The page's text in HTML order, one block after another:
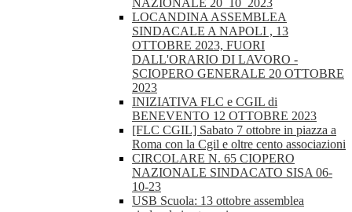
NAZIONALE 20_10_2023
LOCANDINA ASSEMBLEA
SINDACALE A NAPOLI , 13
OTTOBRE 2023, FUORI
DALL'ORARIO DI LAVORO -
SCIOPERO GENERALE 20 OTTOBRE
2023
INIZIATIVA FLC e CGIL di
BENEVENTO 12 OTTOBRE 2023
[FLC CGIL] Sabato 7 ottobre in piazza a
Roma con la Cgil e oltre cento associazioni
CIRCOLARE N. 65 CIOPERO
NAZIONALE SINDACATO SISA 06-
10-23
USB Scuola: 13 ottobre assemblea